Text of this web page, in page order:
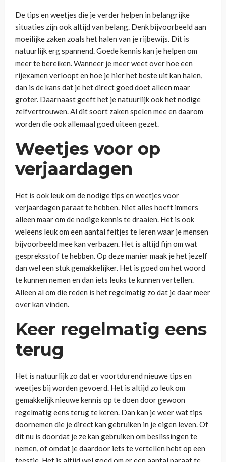
De tips en weetjes die je verder helpen in belangrijke
situaties zijn ook altijd van belang. Denk bijvoorbeeld aan
moeilijke zaken zoals het halen van je rijbewijs. Dit is
natuurlijk erg spannend. Goede kennis kan je helpen om
meer te bereiken. Wanneer je meer weet over hoe een
rijexamen verloopt en hoe je hier het beste uit kan halen,
dan is de kans dat je het direct goed doet alleen maar
groter. Daarnaast geeft het je natuurlijk ook het nodige
zelfvertrouwen. Al dit soort zaken spelen mee en daarom
worden die ook allemaal goed uiteen gezet.
Weetjes voor op
verjaardagen
Het is ook leuk om de nodige tips en weetjes voor
verjaardagen paraat te hebben. Niet alles hoeft immers
alleen maar om de nodige kennis te draaien. Het is ook
weleens leuk om een aantal feitjes te leren waar je mensen
bijvoorbeeld mee kan verbazen. Het is altijd fijn om wat
gespreksstof te hebben. Op deze manier maak je het jezelf
dan wel een stuk gemakkelijker. Het is goed om het woord
te kunnen nemen en dan iets leuks te kunnen vertellen.
Alleen al om die reden is het regelmatig zo dat je daar meer
over kan vinden.
Keer regelmatig eens
terug
Het is natuurlijk zo dat er voortdurend nieuwe tips en
weetjes bij worden gevoerd. Het is altijd zo leuk om
gemakkelijk nieuwe kennis op te doen door gewoon
regelmatig eens terug te keren. Dan kan je weer wat tips
doornemen die je direct kan gebruiken in je eigen leven. Of
dit nu is doordat je ze kan gebruiken om beslissingen te
nemen, of omdat je daardoor iets te vertellen hebt op een